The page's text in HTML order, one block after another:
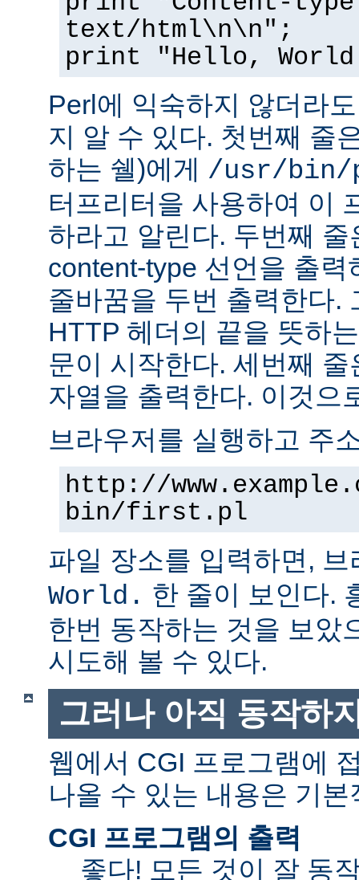
text/html\n\n";
print "Hello,
Perl에 익숙하지 않더라
지 알 수 있다. 첫번째 줄
하는 쉘)에게 /usr/bin/
터프리터을 사용하여 이
하라고 알린다. 두번째 줄
content-type 선언을 출
줄바꿈을 두번 출력한다.
HTTP 헤더의 끝을 뜻하
문이 시작한다. 세번째
자열을 출력한다. 이것으
브라우저를 실행하고 주
http://
bin/first.pl
파일 장소를 입력하면,
World. 한 줄이 보인다.
한번 동작하는 것을 보았
시도해 볼 수 있다.
그러나 아직 동작하
웹에서 CGI 프로그램에
나올 수 있는 내용은 기
CGI 프로그램의 출력
좋다! 모든 것이 잘 동